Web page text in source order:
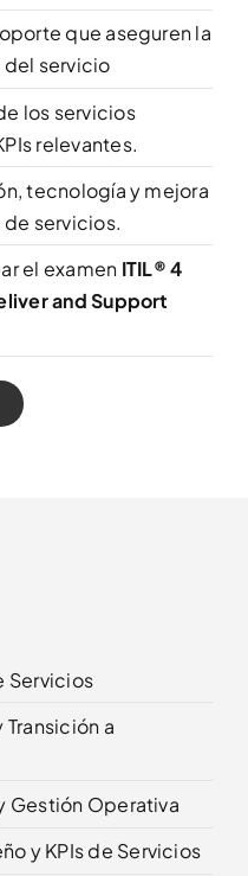
que aseguren la
servicio
los servicios
relevantes.
tecnología y mejora
servicios.
el examen ITIL® 4
and Support
Servicios
a
Gestión Operativa
y KPIs de Servicios